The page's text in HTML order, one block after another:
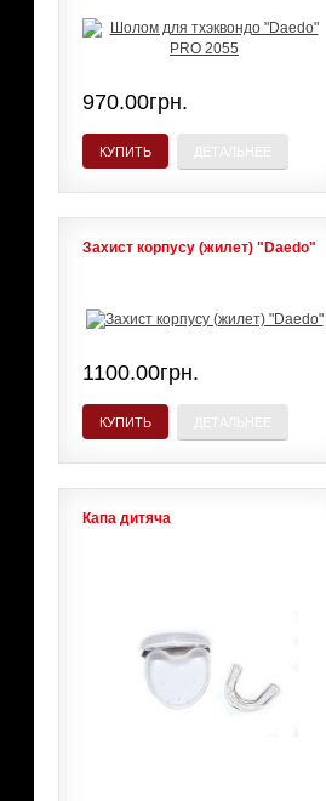
970.00грн.
КУПИТЬ
Захист корпусу (жилет) "Daedo"
1100.00грн.
КУПИТЬ
Капа дитяча